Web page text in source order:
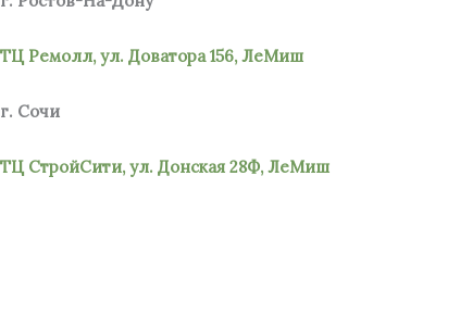
ТЦ Ремолл, ул. Доватора 156, ЛеМиш
г. Сочи
ТЦ СтройСити, ул. Донская 28Ф, ЛеМиш